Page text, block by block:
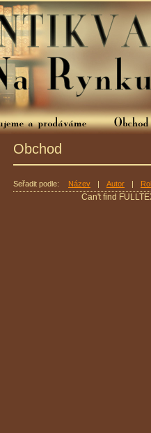
Obchod
Seřadit podle: Název | Autor |
Can't find